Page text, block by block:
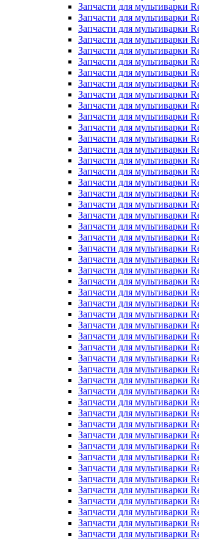
Запчасти для мультиварки
Запчасти для мультиварки
Запчасти для мультиварки
Запчасти для мультиварки
Запчасти для мультиварки
Запчасти для мультиварки
Запчасти для мультиварки
Запчасти для мультиварки
Запчасти для мультиварки
Запчасти для мультиварки
Запчасти для мультиварки
Запчасти для мультиварки
Запчасти для мультиварки
Запчасти для мультиварки
Запчасти для мультиварки
Запчасти для мультиварки
Запчасти для мультиварки
Запчасти для мультиварки
Запчасти для мультиварки
Запчасти для мультиварки
Запчасти для мультиварки
Запчасти для мультиварки
Запчасти для мультиварки
Запчасти для мультиварки
Запчасти для мультиварки
Запчасти для мультиварки
Запчасти для мультиварки
Запчасти для мультиварки
Запчасти для мультиварки
Запчасти для мультиварки
Запчасти для мультиварки
Запчасти для мультиварки
Запчасти для мультиварки
Запчасти для мультиварки
Запчасти для мультиварки
Запчасти для мультиварки
Запчасти для мультиварки
Запчасти для мультиварки
Запчасти для мультиварки
Запчасти для мультиварки
Запчасти для мультиварки
Запчасти для мультиварки
Запчасти для мультиварки
Запчасти для мультиварки
Запчасти для мультиварки
Запчасти для мультиварки
Запчасти для мультиварки
Запчасти для мультиварки
Запчасти для мультиварки